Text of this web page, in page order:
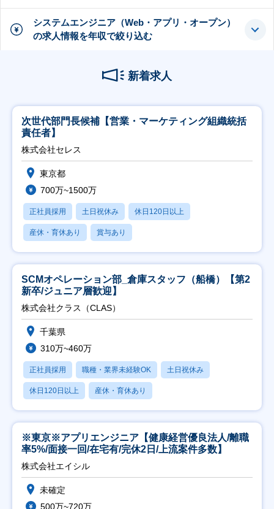
システムエンジニア（Web・アプリ・オープン）
の求人情報を年収で絞り込む
新着求人
次世代部門長候補【営業・マーケティング組織統括
責任者】
株式会社セレス
東京都
700万~1500万
正社員採用 土日祝休み 休日120日以上
産休・育休あり 賞与あり
SCMオペレーション部_倉庫スタッフ（船橋）【第2
新卒/ジュニア層歓迎】
株式会社クラス（CLAS）
千葉県
310万~460万
正社員採用 職種・業界未経験OK 土日祝休み
休日120日以上 産休・育休あり
※東京※アプリエンジニア【健康経営優良法人/離職
率5%/面接一回/在宅有/完休2日/上流案件多数】
株式会社エイシル
未確定
500万~720万